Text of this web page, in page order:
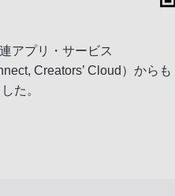
アプリ・サービス
Creators’ Cloud）からも
た。